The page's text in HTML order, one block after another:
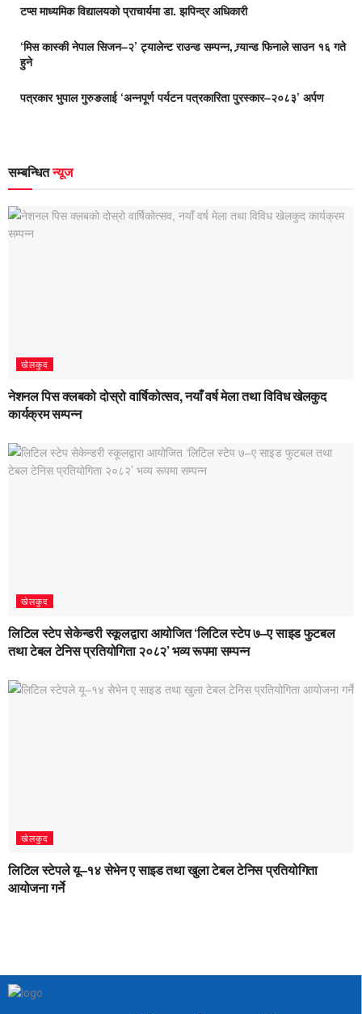
टप्स माध्यमिक विद्यालयको प्राचार्यमा डा. झपिन्द्र अधिकारी
‘मिस कास्की नेपाल सिजन–२’ ट्यालेन्ट राउन्ड सम्पन्न, ग्र्यान्ड फिनाले साउन १६ गते
हुने
पत्रकार भुपाल गुरुङलाई ‘अन्नपूर्ण पर्यटन पत्रकारिता पुरस्कार–२०८३’ अर्पण
सम्बन्धितन्यूज
खेलकुद
नेशनल पिस क्लबको दोस्रो वार्षिकोत्सव, नयाँ वर्ष मेला तथा विविध खेलकुद
कार्यक्रम सम्पन्न
खेलकुद
लिटिल स्टेप सेकेन्डरी स्कूलद्वारा आयोजित ‘लिटिल स्टेप ७–ए साइड फुटबल
तथा टेबल टेनिस प्रतियोगिता २०८२’ भव्य रूपमा सम्पन्न
खेलकुद
लिटिल स्टेपले यू–१४ सेभेन ए साइड तथा खुला टेबल टेनिस प्रतियोगिता
आयोजना गर्ने